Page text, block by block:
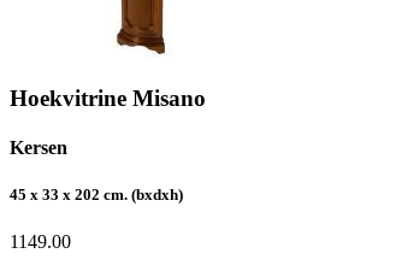
Hoekvitrine Misano
Kersen
45 x 33 x 202 cm. (bxdxh)
1149.00